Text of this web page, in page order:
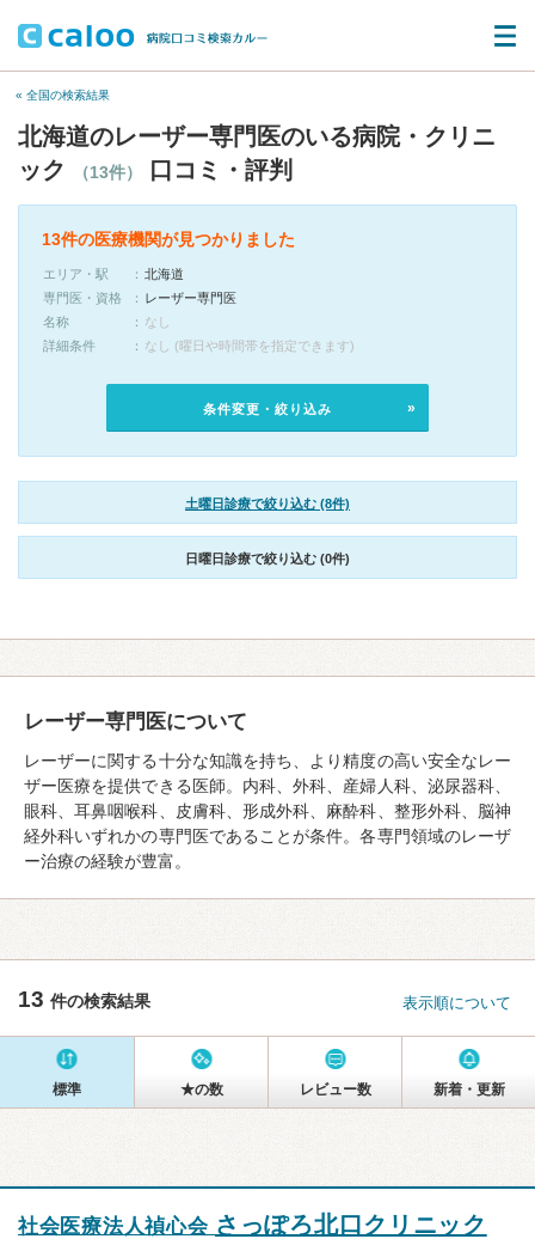
« 全国の検索結果
北海道のレーザー専門医のいる病院・クリニ
ック
（13件） 口コミ・評判
13件の医療機関が見つかりました
エリア・駅
北海道
専門医・資格
レーザー専門医
名称
なし
詳細条件
なし (曜日や時間帯を指定できます)
条件変更・絞り込み
土曜日診療で絞り込む (8件)
日曜日診療で絞り込む (0件)
レーザー専門医について
レーザーに関する十分な知識を持ち、より精度の高い安全なレー
ザー医療を提供できる医師。内科、外科、産婦人科、泌尿器科、
眼科、耳鼻咽喉科、皮膚科、形成外科、麻酔科、整形外科、脳神
経外科いずれかの専門医であることが条件。各専門領域のレーザ
ー治療の経験が豊富。
13 件の検索結果 表示順について
標準 ★の数 レビュー数 新着・更新
社会医療法人禎心会 さっぽろ北口クリニック